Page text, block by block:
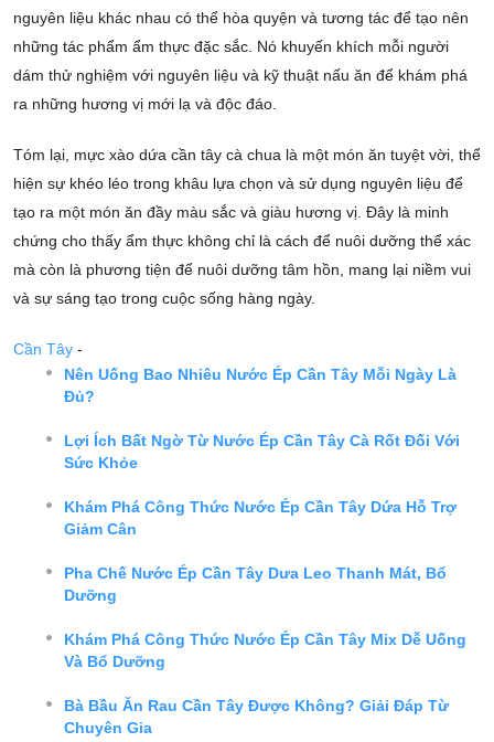
nguyên liệu khác nhau có thể hòa quyện và tương tác để tạo nên
những tác phẩm ẩm thực đặc sắc. Nó khuyến khích mỗi người
dám thử nghiệm với nguyên liệu và kỹ thuật nấu ăn để khám phá
ra những hương vị mới lạ và độc đáo.
Tóm lại, mực xào dứa cần tây cà chua là một món ăn tuyệt vời, thể
hiện sự khéo léo trong khâu lựa chọn và sử dụng nguyên liệu để
tạo ra một món ăn đầy màu sắc và giàu hương vị. Đây là minh
chứng cho thấy ẩm thực không chỉ là cách để nuôi dưỡng thể xác
mà còn là phương tiện để nuôi dưỡng tâm hồn, mang lại niềm vui
và sự sáng tạo trong cuộc sống hàng ngày.
Cần Tây -
Nên Uống Bao Nhiêu Nước Ép Cần Tây Mỗi Ngày Là
Đủ?
Lợi Ích Bất Ngờ Từ Nước Ép Cần Tây Cà Rốt Đối Với
Sức Khỏe
Khám Phá Công Thức Nước Ép Cần Tây Dứa Hỗ Trợ
Giảm Cân
Pha Chế Nước Ép Cần Tây Dưa Leo Thanh Mát, Bổ
Dưỡng
Khám Phá Công Thức Nước Ép Cần Tây Mix Dễ Uống
Và Bổ Dưỡng
Bà Bầu Ăn Rau Cần Tây Được Không? Giải Đáp Từ
Chuyên Gia